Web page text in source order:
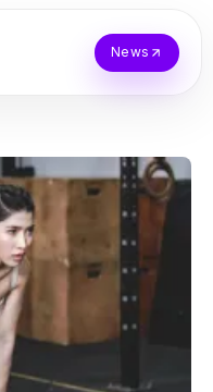
News